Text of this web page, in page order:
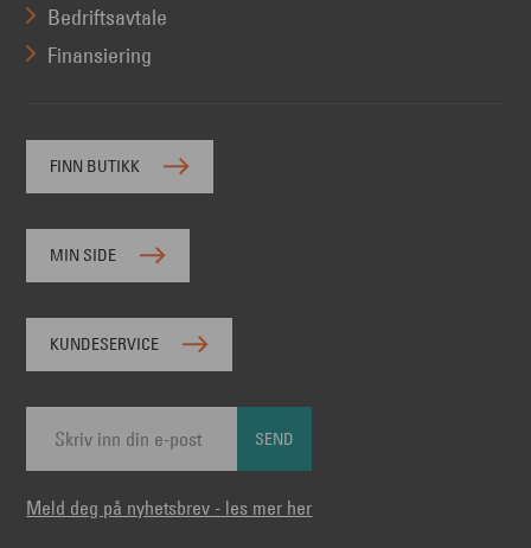
Bedriftsavtale
Finansiering
FINN BUTIKK
MIN SIDE
KUNDESERVICE
SEND
Meld deg på nyhetsbrev - les mer her